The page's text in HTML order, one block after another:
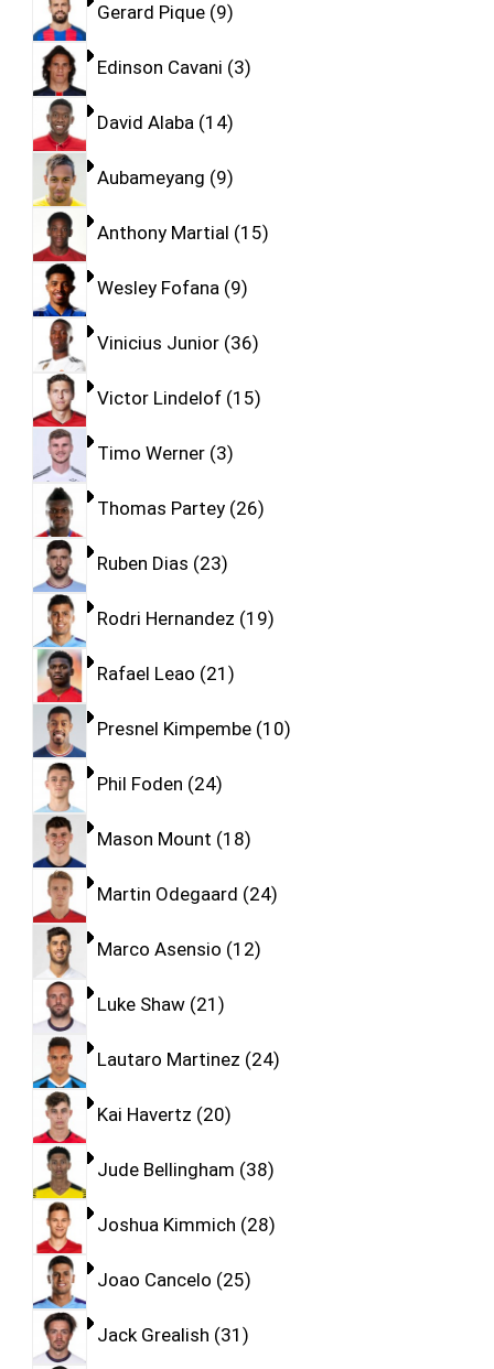
Gerard Pique 9
Edinson Cavani 3
David Alaba 14
Aubameyang 9
Anthony Martial 15
Wesley Fofana 9
Vinicius Junior 36
Victor Lindelof 15
Timo Werner 3
Thomas Partey 26
Ruben Dias 23
Rodri Hernandez 19
Rafael Leao 21
Presnel Kimpembe 10
Phil Foden 24
Mason Mount 18
Martin Odegaard 24
Marco Asensio 12
Luke Shaw 21
Lautaro Martinez 24
Kai Havertz 20
Jude Bellingham 38
Joshua Kimmich 28
Joao Cancelo 25
Jack Grealish 31